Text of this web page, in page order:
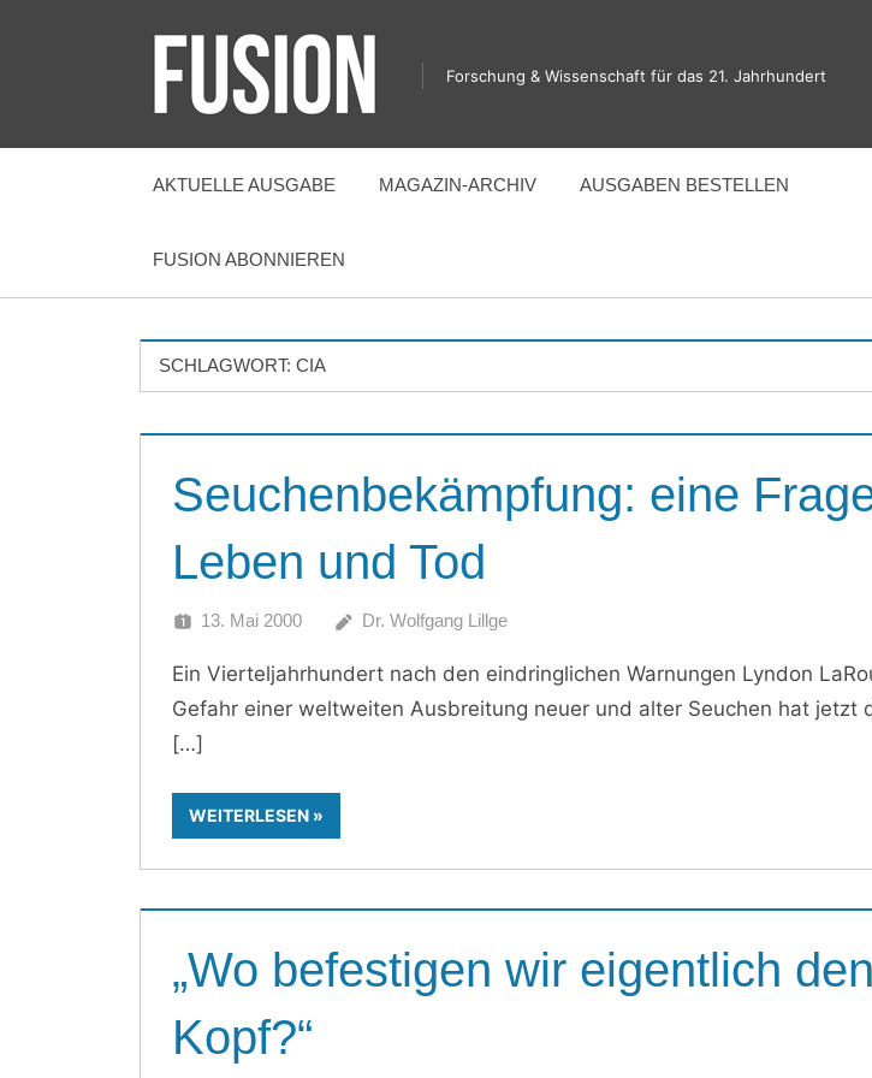
FUSION
Forschung & Wissenschaft für das 21. Jahrhundert
AKTUELLE AUSGABE MAGAZIN-ARCHIV AUSGABEN BESTELLEN
FUSION ABONNIEREN
SCHLAGWORT: CIA
Seuchenbekämpfung: eine
Leben und Tod
13. Mai 2000 Dr. Wolfgang Lillge
Ein Vierteljahrhundert nach den eindringlichen Warnungen Lyndon
Gefahr einer weltweiten Ausbreitung neuer und alter Seuchen hat jetzt
WEITERLESEN
„Wo befestigen wir eigentlich den
Kopf?“